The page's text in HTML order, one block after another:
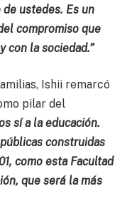
ustedes. Es un
compromiso que
con la sociedad.”
Ishii remarcó
pilar del
sí a la educación.
construidas
como esta Facultad
que será la más